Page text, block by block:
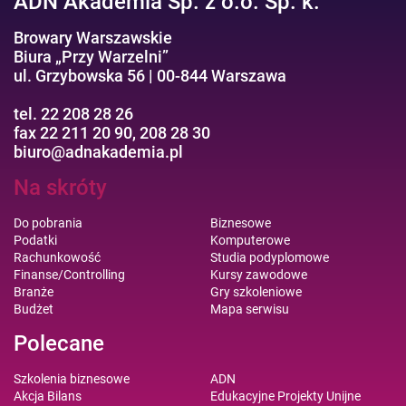
Browary Warszawskie
Biura „Przy Warzelni”
ul. Grzybowska 56 | 00-844 Warszawa
tel. 22 208 28 26
fax 22 211 20 90, 208 28 30
biuro@adnakademia.pl
Na skróty
Do pobrania
Podatki
Rachunkowość
Finanse/Controlling
Branże
Budżet
Biznesowe
Komputerowe
Studia podyplomowe
Kursy zawodowe
Gry szkoleniowe
Mapa serwisu
Polecane
Szkolenia biznesowe
Akcja Bilans
ADN
Edukacyjne Projekty Unijne